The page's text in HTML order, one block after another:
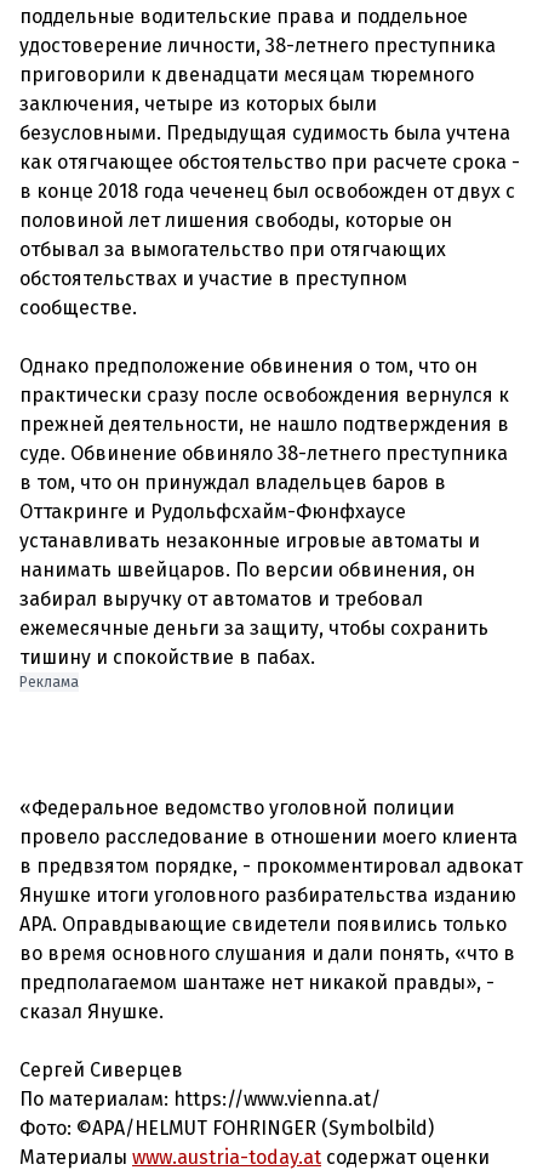
поддельные водительские права и поддельное
удостоверение личности, 38-летнего преступника
приговорили к двенадцати месяцам тюремного
заключения, четыре из которых были
безусловными. Предыдущая судимость была учтена
как отягчающее обстоятельство при расчете срока -
в конце 2018 года чеченец был освобожден от двух с
половиной лет лишения свободы, которые он
отбывал за вымогательство при отягчающих
обстоятельствах и участие в преступном
сообществе.
Однако предположение обвинения о том, что он
практически сразу после освобождения вернулся к
прежней деятельности, не нашло подтверждения в
суде. Обвинение обвиняло 38-летнего преступника
в том, что он принуждал владельцев баров в
Оттакринге и Рудольфсхайм-Фюнфхаусе
устанавливать незаконные игровые автоматы и
нанимать швейцаров. По версии обвинения, он
забирал выручку от автоматов и требовал
ежемесячные деньги за защиту, чтобы сохранить
тишину и спокойствие в пабах.
Реклама
«Федеральное ведомство уголовной полиции
провело расследование в отношении моего клиента
в предвзятом порядке, - прокомментировал адвокат
Янушке итоги уголовного разбирательства изданию
APA. Оправдывающие свидетели появились только
во время основного слушания и дали понять, «что в
предполагаемом шантаже нет никакой правды», -
сказал Янушке.
Сергей Сиверцев
По материалам: https://www.vienna.at/
Фото: ©APA/HELMUT FOHRINGER (Symbolbild)
Материалы www.austria-today.at содержат оценки